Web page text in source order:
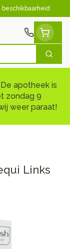
beschikbaarheid
Zoek
apotheek is
zondag 9
weer paraat!
Links